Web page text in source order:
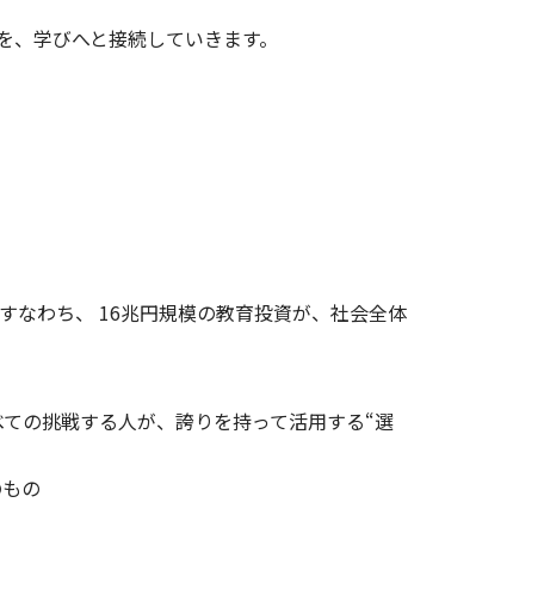
学びへと接続していきます。
なわち、 16兆円規模の教育投資が、社会全体
の挑戦する人が、誇りを持って活用する“選
の